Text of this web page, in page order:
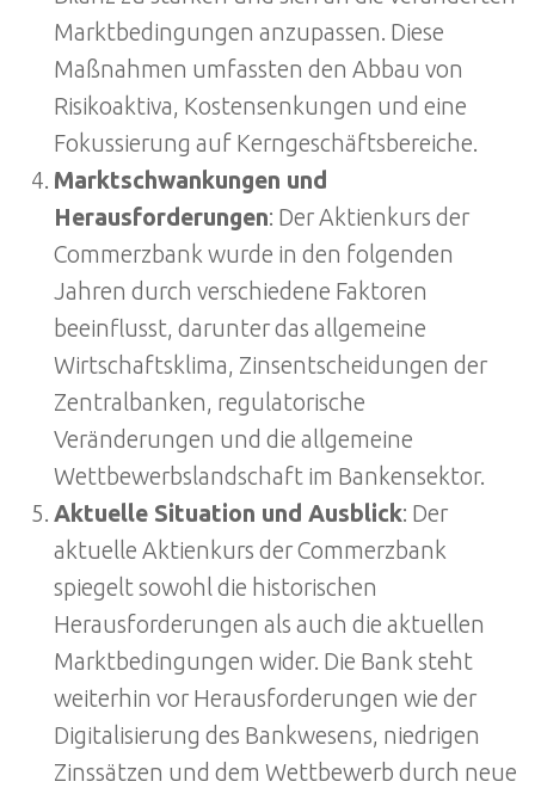
Marktbedingungen anzupassen. Diese
Maßnahmen umfassten den Abbau von
Risikoaktiva, Kostensenkungen und eine
Fokussierung auf Kerngeschäftsbereiche.
Marktschwankungen und
Herausforderungen: Der Aktienkurs der
Commerzbank wurde in den folgenden
Jahren durch verschiedene Faktoren
beeinflusst, darunter das allgemeine
Wirtschaftsklima, Zinsentscheidungen der
Zentralbanken, regulatorische
Veränderungen und die allgemeine
Wettbewerbslandschaft im Bankensektor.
Aktuelle Situation und Ausblick: Der
aktuelle Aktienkurs der Commerzbank
spiegelt sowohl die historischen
Herausforderungen als auch die aktuellen
Marktbedingungen wider. Die Bank steht
weiterhin vor Herausforderungen wie der
Digitalisierung des Bankwesens, niedrigen
Zinssätzen und dem Wettbewerb durch neue